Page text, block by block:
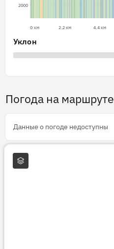
2000
0 км 2.2 км 4.4 км
Уклон
Погода на маршруте
Данные о погоде недоступны